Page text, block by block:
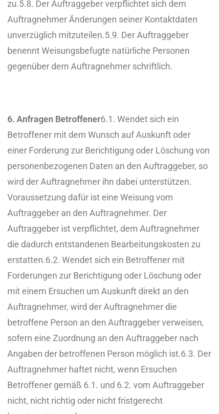
zu.5.8. Der Auftraggeber verpflichtet sich dem
Auftragnehmer Änderungen seiner Kontaktdaten
unverzüglich mitzuteilen.5.9. Der Auftraggeber
benennt Weisungsbefugte natürliche Personen
gegenüber dem Auftragnehmer schriftlich.
6. Anfragen Betroffener6.1. Wendet sich ein
Betroffener mit dem Wunsch auf Auskunft oder
einer Forderung zur Berichtigung oder Löschung von
personenbezogenen Daten an den Auftraggeber, so
wird der Auftragnehmer ihn dabei unterstützen.
Voraussetzung dafür ist eine Weisung vom
Auftraggeber an den Auftragnehmer. Der
Auftraggeber ist verpflichtet, dem Auftragnehmer
die dadurch entstandenen Bearbeitungskosten zu
erstatten.6.2. Wendet sich ein Betroffener mit
Forderungen zur Berichtigung oder Löschung oder
mit einem Ersuchen um Auskunft direkt an den
Auftragnehmer, wird der Auftragnehmer die
betroffene Person an den Auftraggeber verweisen,
sofern eine Zuordnung an den Auftraggeber nach
Angaben der betroffenen Person möglich ist.6.3. Der
Auftragnehmer haftet nicht, wenn Ersuchen
Betroffener gemäß 6.1. und 6.2. vom Auftraggeber
nicht, nicht richtig oder nicht fristgerecht